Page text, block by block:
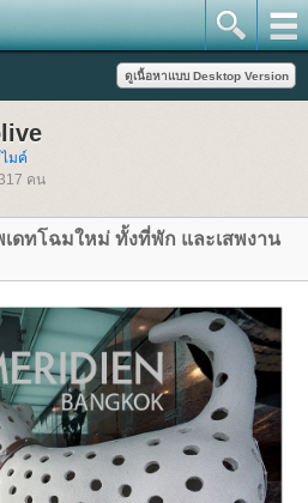
มค์
คน
ดทโฉมใหม่ ทั้งที่พัก และเสพงาน